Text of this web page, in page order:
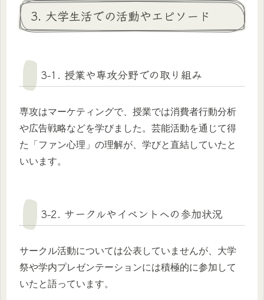
3. 大学生活での活動やエピソード
3-1. 授業や専攻分野での取り組み
専攻はマーケティングで、授業では消費者行動分析
や広告戦略などを学びました。芸能活動を通じて得
た「ファン心理」の理解が、学びと直結していたと
いいます。
3-2. サークルやイベントへの参加状況
サークル活動については公表していませんが、大学
祭や学内プレゼンテーションには積極的に参加して
いたと語っています。